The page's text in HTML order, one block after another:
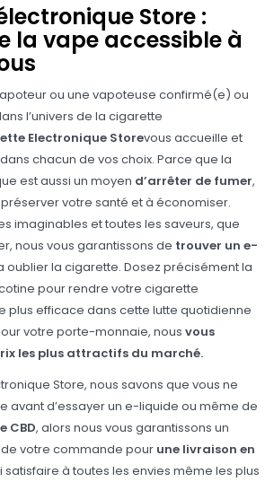
Store :
la vape accessible à
ou une vapoteuse confirmé(e) ou
l’univers de la cigarette
Electronique Storevous accueille et
chacun de vos choix. Parce que la
est aussi un moyen d’arrêter de fumer,
votre santé et à économiser.
imaginables et toutes les saveurs, que
nous vous garantissons de trouver un e-
oublier la cigarette. Dosez précisément la
pour rendre votre cigarette
plus efficace dans cette lutte quotidienne
votre porte-monnaie, nous vous
les plus attractifs du marché.
Store, nous savons que vous ne
avant d’essayer un e-liquide ou même de
CBD, alors nous vous garantissons un
votre commande pour une livraison en
satisfaire à toutes les envies même les plus